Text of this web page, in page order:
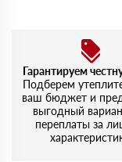
Гарантируем
Подберем
ваш бюджет и
выгодный
переплаты за